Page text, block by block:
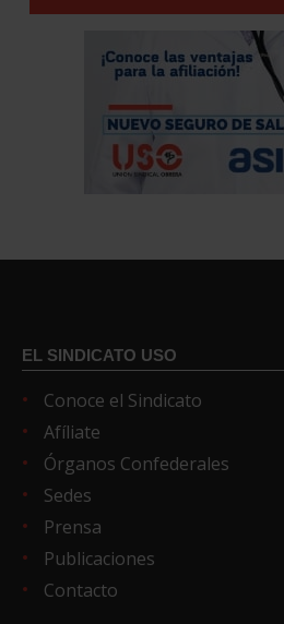
EL SINDICATO USO
Conoce el Sindicato
Afíliate
Órganos Confederales
Sedes
Prensa
Publicaciones
Contacto